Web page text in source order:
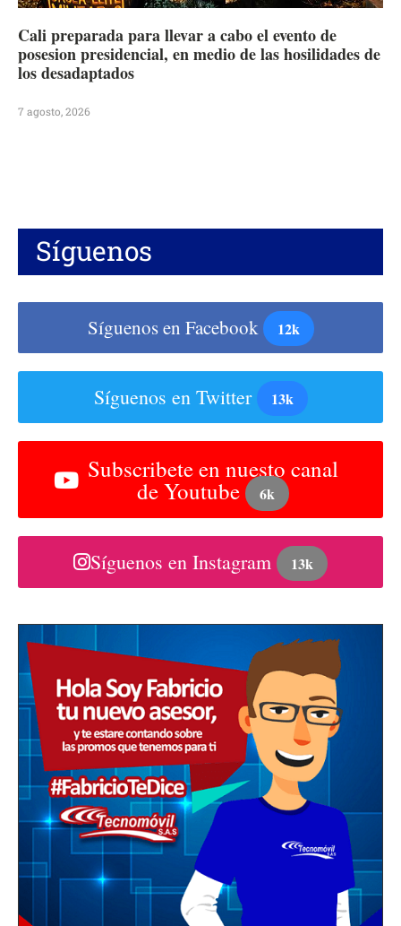
Cali preparada para llevar a cabo el evento de
posesion presidencial, en medio de las hosilidades de
los desadaptados
7 agosto, 2026
Síguenos
Síguenos en Facebook 12k
Síguenos en Twitter 13k
Subscribete en nuesto canal
de Youtube 6k
Síguenos en Instagram 13k